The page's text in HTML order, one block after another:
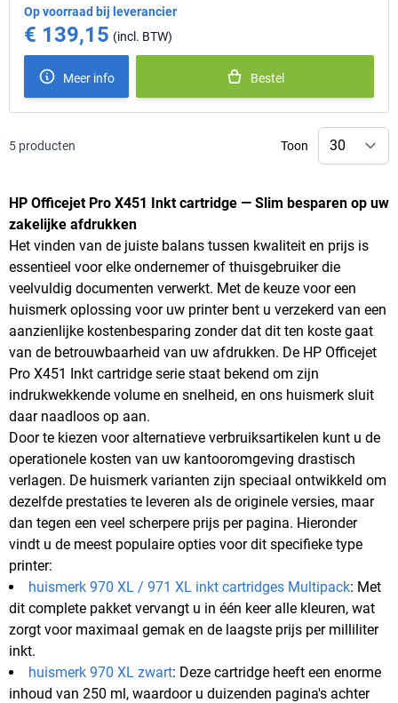
Op voorraad bij leverancier
€ 139,15
Meer info Bestel
5 producten Toon
HP Officejet Pro X451 Inkt cartridge — Slim besparen op uw
zakelijke afdrukken
Het vinden van de juiste balans tussen kwaliteit en prijs is
essentieel voor elke ondernemer of thuisgebruiker die
veelvuldig documenten verwerkt. Met de keuze voor een
huismerk oplossing voor uw printer bent u verzekerd van een
aanzienlijke kostenbesparing zonder dat dit ten koste gaat
van de betrouwbaarheid van uw afdrukken. De HP Officejet
Pro X451 Inkt cartridge serie staat bekend om zijn
indrukwekkende volume en snelheid, en ons huismerk sluit
daar naadloos op aan.
Door te kiezen voor alternatieve verbruiksartikelen kunt u de
operationele kosten van uw kantooromgeving drastisch
verlagen. De huismerk varianten zijn speciaal ontwikkeld om
dezelfde prestaties te leveren als de originele versies, maar
dan tegen een veel scherpere prijs per pagina. Hieronder
vindt u de meest populaire opties voor dit specifieke type
printer:
huismerk 970 XL / 971 XL inkt cartridges Multipack: Met
dit complete pakket vervangt u in één keer alle kleuren, wat
zorgt voor maximaal gemak en de laagste prijs per milliliter
inkt.
huismerk 970 XL zwart: Deze cartridge heeft een enorme
inhoud van 250 ml, waardoor u duizenden pagina's achter